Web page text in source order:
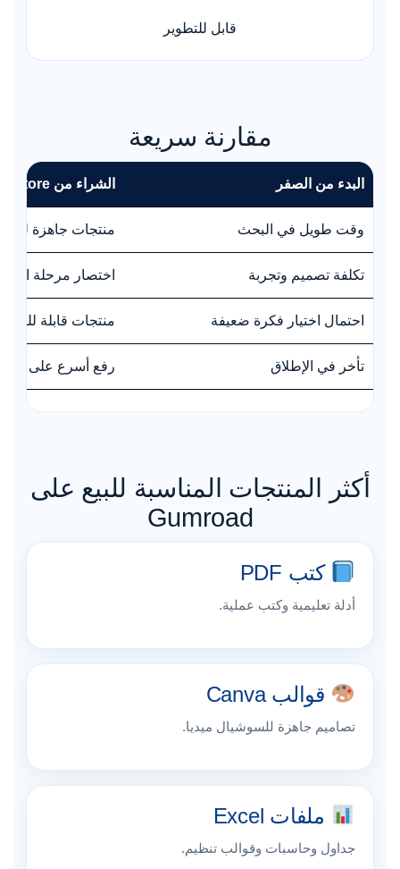
قابل للتطوير
مقارنة سريعة
البدء من الصفر الشراء من techtaswik.store
وقت طويل في البحث منتجات جاهزة
تكلفة تصميم وتجربة اختصار مرحلة
احتمال اختيار فكرة ضعيفة منتجات قابلة
تأخر في الإطلاق رفع أسرع على Gumroad
أكثر المنتجات المناسبة للبيع على
Gumroad
كتب PDF
أدلة تعليمية وكتب عملية.
قوالب Canva
تصاميم جاهزة للسوشيال ميديا.
ملفات Excel
جداول وحاسبات وقوالب تنظيم.